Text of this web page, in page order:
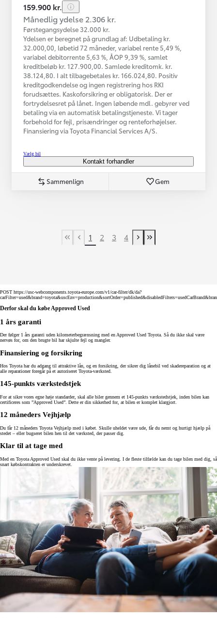
159.900 kr.
Månedlig ydelse 2.306 kr.
Førstegangsydelse 32.000 kr.
Ydelsen er beregnet på grundlag af: Udbetaling kr.
32.000,00, løbetid 72 måneder, variabel rente 5,49 %,
variabel debitorrente 5,63 %, ÅOP 9,39 %, samlet
kreditbeløb kr. 127.900,00. Samlede kreditomk. kr.
38.124,80. I alt tilbagebetales kr. 166.024,80. Positiv
kreditgodkendelse og ingen registrering hos RKI
forudsættes. Kaskoforsikring er obligatorisk. Der er
fortrydelsesret på lånet. Ingen løbende mdl. gebyrer ved
betaling via en automatisk betalingstjeneste. Vi tager
forbehold for fejl, prisændringer og renteforhøjelser.
Finansiering via Toyota Financial Services A/S.
Vælg bil
Kontakt forhandler
Sammenlign Gem
First Page
Tidligere side
1 2 3 4
Næste side
Last Page
POST https://usc-webcomponents.toyota-europe.com/v1/car-filter/dk/da?
Derfor skal du købe Approved Used
1 års garanti
Der følger 1 års garanti uden kilometerbegrænsning med en Approved Used Toyota. Så du ikke skal være
nervøs for, om den brugte bil har skjulte fejl og mangler.
Finansiering og forsikring
Hos Toyota har du adgang til attraktive lån, og en forsikring, der sikrer dig lånebil ved skadereparation og at
alle reparationer foregår på et autoriseret Toyota-værksted.
145-punkts værkstedstjek
For at sikre vores egne høje standarder, skal alle biler gennem et 145-punkts værkstedstjek, inden bilen kan
certificeres som ”Approved Used”. Dette er din sikkerhed for, at bilen er komplet klargjort.
12 måneders Vejhjælp
Du får 12 måneders Toyota Vejhjælp med i købet. Skulle uheldet være ude, får du nemt og hurtigt hjælp på
stedet – eller bugseret bilen hen til det værksted, der passer dig.
Klar til at tage med
Med en Toyota Approved Used skal du ikke vente på levering. I de fleste tilfælde kan du tage bilen med dig, så
snart købskontrakten er underskrevet.